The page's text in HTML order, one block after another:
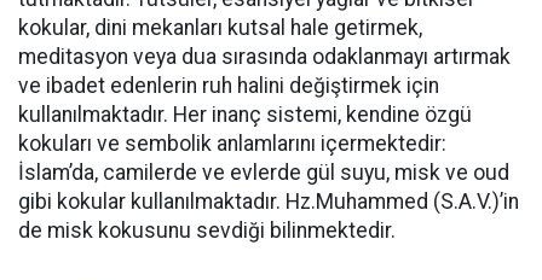
kokular, dini mekanları kutsal hale getirmek,
meditasyon veya dua sırasında odaklanmayı artırmak
ve ibadet edenlerin ruh halini değiştirmek için
kullanılmaktadır. Her inanç sistemi, kendine özgü
kokuları ve sembolik anlamlarını içermektedir:
İslam’da, camilerde ve evlerde gül suyu, misk ve oud
gibi kokular kullanılmaktadır. Hz.Muhammed (S.A.V.)’in
de misk kokusunu sevdiği bilinmektedir.